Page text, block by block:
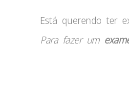
Está querendo ter
Para fazer um